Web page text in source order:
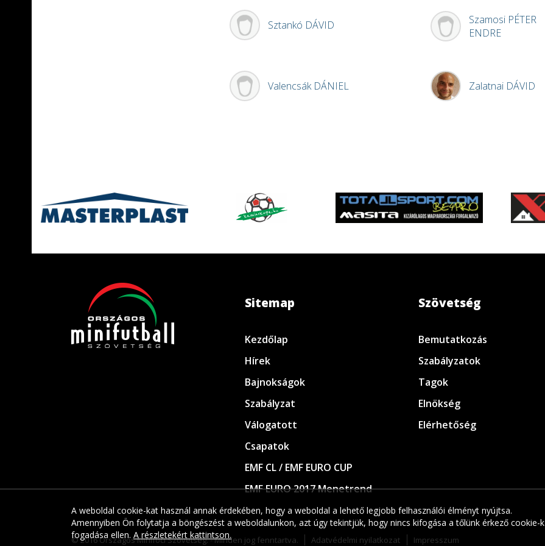
Sztankó DÁVID
Valencsák DÁNIEL
Szamosi PÉTER
ENDRE
Zalatnai DÁVID
Sitemap
Kezdőlap
Hírek
Bajnokságok
Szabályzat
Válogatott
Csapatok
EMF CL / EMF EURO CUP
EMF EURO 2017 Menetrend
Szövetség
Bemutatkozás
Szabályzatok
Tagok
Elnökség
Elérhetőség
© 2016 Országos Minifoci Szövetség. - Minden jog fenntartva. Adatvédelmi nyilatkozat Impresszum
A weboldal cookie-kat használ annak érdekében, hogy a weboldal a lehető legjobb felhasználói élményt nyújtsa.
Amennyiben Ön folytatja a böngészést a weboldalunkon, azt úgy tekintjük, hogy nincs kifogása a tőlünk érkező cookie-k
fogadása ellen. A részletekért kattintson.